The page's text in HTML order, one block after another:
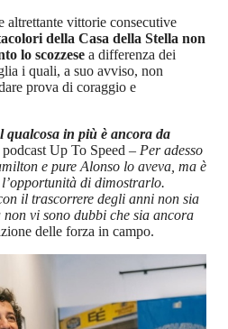
altrettante vittorie consecutive
della Casa della Stella non
lo scozzese a differenza dei
i quali, a suo avviso, non
prova di coraggio e
qualcosa in più è ancora da
Up To Speed – Per adesso
e pure Alonso lo aveva, ma è
di dimostrarlo.
il trascorrere degli anni non sia
vi sono dubbi che sia ancora
delle forza in campo.